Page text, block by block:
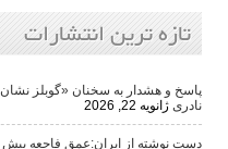
تازه ترین انتشارات
پاسخ و هشدار به سخنان «گوبلز
نادری ژانویه 22, 2026
دست نوشته از ایران:عمق فاجعه بیش